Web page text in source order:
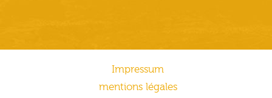
Impressum
mentions légales